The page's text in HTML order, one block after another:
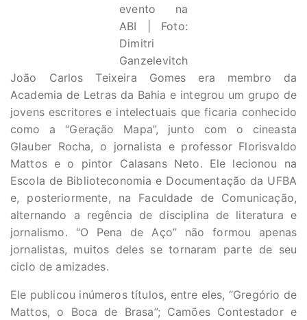
evento na
ABI | Foto:
Dimitri
Ganzelevitch
João Carlos Teixeira Gomes era membro da
Academia de Letras da Bahia e integrou um grupo de
jovens escritores e intelectuais que ficaria conhecido
como a “Geração Mapa”, junto com o cineasta
Glauber Rocha, o jornalista e professor Florisvaldo
Mattos e o pintor Calasans Neto. Ele lecionou na
Escola de Biblioteconomia e Documentação da UFBA
e, posteriormente, na Faculdade de Comunicação,
alternando a regência de disciplina de literatura e
jornalismo. “O Pena de Aço” não formou apenas
jornalistas, muitos deles se tornaram parte de seu
ciclo de amizades.
Ele publicou inúmeros títulos, entre eles, “Gregório de
Mattos, o Boca de Brasa”; Camões Contestador e